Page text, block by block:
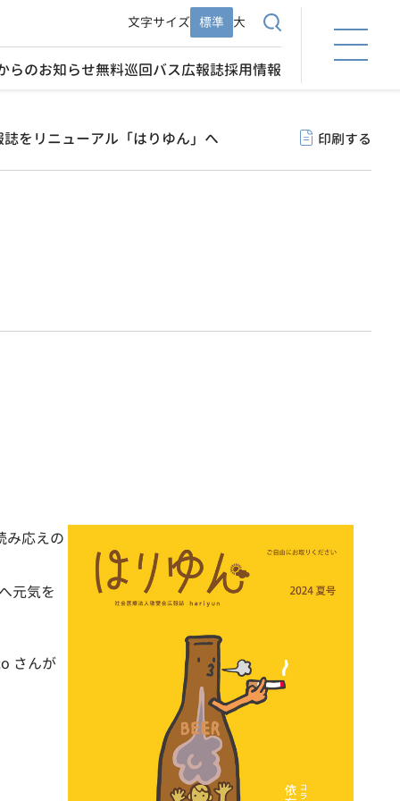
文字サイズ 標準 大
らのお知らせ無料巡回バス広報誌採用情報
誌をリニューアル「はりゆん」へ 印刷する
み応えの
元気を
さんが